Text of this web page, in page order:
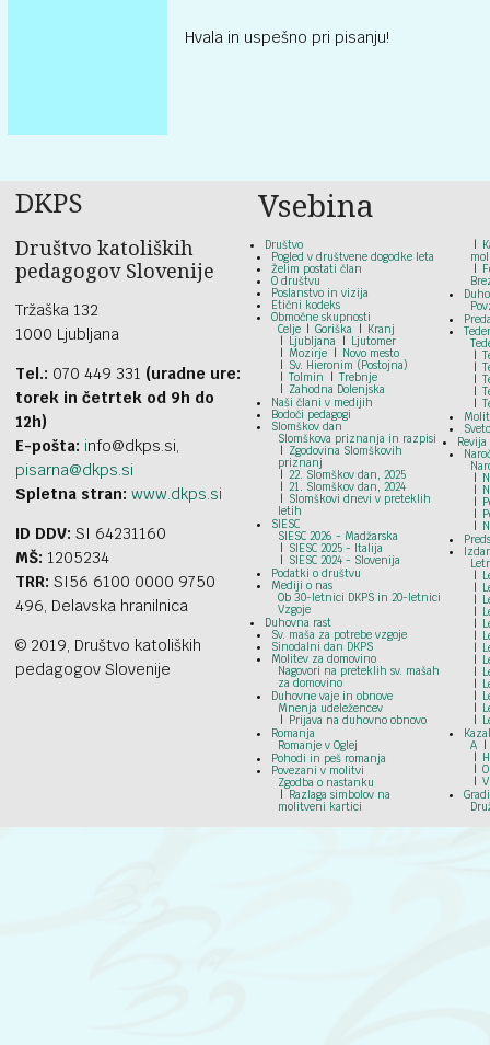
Hvala in uspešno pri pisanju!
DKPS
Društvo katoliških
pedagogov Slovenije
Tržaška 132
1000 Ljubljana
Tel.: 070 449 331 (uradne ure:
torek in četrtek od 9h do
12h)
E-pošta: info@dkps.si,
pisarna@dkps.si
Spletna stran: www.dkps.si
ID DDV: SI 64231160
MŠ: 1205234
TRR: SI56 6100 0000 9750
496, Delavska hranilnica
© 2019, Društvo katoliških
pedagogov Slovenije
Vsebina
Društvo
Pogled v društvene dogodke leta
Želim postati član
O društvu
Poslanstvo in vizija
Etični kodeks
Območne skupnosti
Celje
Goriška
Kranj
Ljubljana
Ljutomer
Mozirje
Novo mesto
Sv. Hieronim (Postojna)
Tolmin
Trebnje
Zahodna Dolenjska
Naši člani v medijih
Bodoči pedagogi
Slomškov dan
Slomškova priznanja in razpisi
Zgodovina Slomškovih
priznanj
22. Slomškov dan, 2025
21. Slomškov dan, 2024
Slomškovi dnevi v preteklih
letih
SIESC
SIESC 2026 - Madžarska
SIESC 2025 - Italija
SIESC 2024 - Slovenija
Podatki o društvu
Mediji o nas
Ob 30-letnici DKPS in 20-letnici
Vzgoje
Duhovna rast
Sv. maša za potrebe vzgoje
Sinodalni dan DKPS
Molitev za domovino
Nagovori na preteklih sv. mašah
za domovino
Duhovne vaje in obnove
Mnenja udeležencev
Prijava na duhovno obnovo
Romanja
Romanje v Oglej
Pohodi in peš romanja
Povezani v molitvi
Zgodba o nastanku
Razlaga simbolov na
molitveni kartici
A
H
O
V